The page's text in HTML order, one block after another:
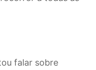
falar sobre